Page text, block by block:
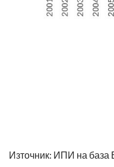
Източник: ИПИ на база